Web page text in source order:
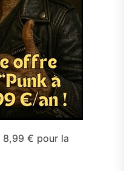
8,99 € pour la